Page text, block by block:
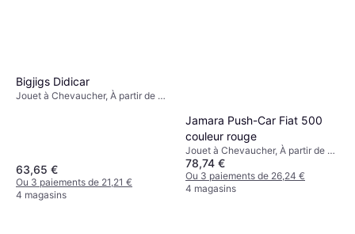
Bigjigs Didicar
Jouet à Chevaucher, À partir de 3
63,65 €
Ou 3 paiements de 21,21 €
4 magasins
Jamara Push-Car Fiat 500
couleur rouge
Jouet à Chevaucher, À partir de 1
ans
78,74 €
Ou 3 paiements de 26,24 €
4 magasins